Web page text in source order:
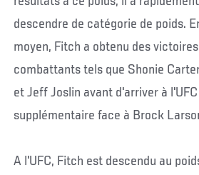
descendre de catégorie de poids.
moyen, Fitch a obtenu des
combattants tels que Shonie
et Jeff Joslin avant d'arriver à
supplémentaire face à Brock
A l'UFC, Fitch est descendu au